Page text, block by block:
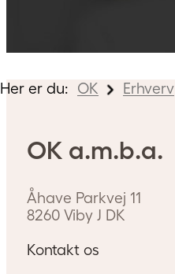
Her er du: OK Erhverv
OK a.m.b.a.
Åhave Parkvej 11
8260 Viby J DK
Kontakt os